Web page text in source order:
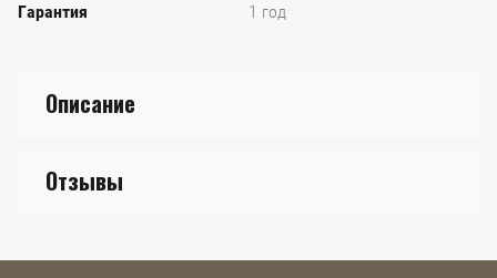
Гарантия 1 год
Описание
Отзывы